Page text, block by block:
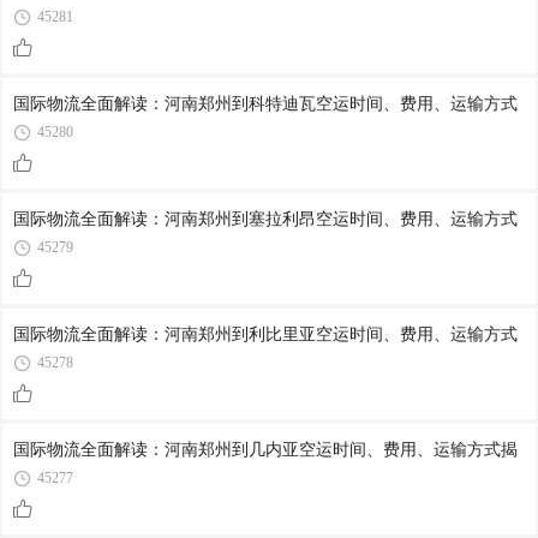
45281
国际物流全面解读：河南郑州到科特迪瓦空运时间、费用、运输方式
45280
国际物流全面解读：河南郑州到塞拉利昂空运时间、费用、运输方式
45279
国际物流全面解读：河南郑州到利比里亚空运时间、费用、运输方式
45278
国际物流全面解读：河南郑州到几内亚空运时间、费用、运输方式揭
45277